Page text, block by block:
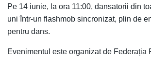
Pe 14 iunie, la ora 11:00, dansatorii din
uni într-un flashmob sincronizat, plin de
pentru dans.
Evenimentul este organizat de Federația